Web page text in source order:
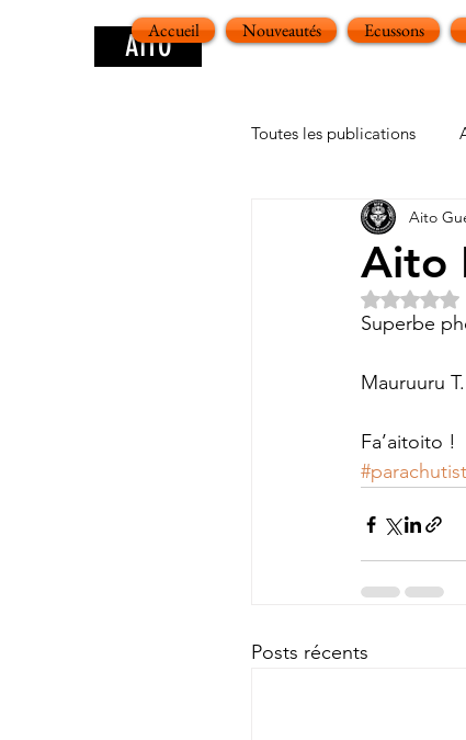
AITOAccueil Nouveautés Ecussons
Toutes les publications
Aito
Aito
Noté
Superbe
Mauruuru T.
Fa’aitoito !
Posts récents